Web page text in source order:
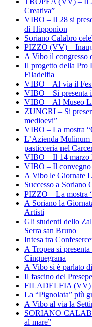
Creativa”
VIBO – Il 28 si
di Hipponion
Soriano Calabro
PIZZO (VV) –
A Vibo il congresso
Il progetto della Pro
Filadelfia
VIBO – Al via il
VIBO – Si presenta
VIBO – Al Museo
ZUNGRI – Si
medioevi”
VIBO – La mostra
L’Azienda Mulinum
pasticceria nel
VIBO – Il 14 marzo
VIBO – Il convegno
A Vibo le Giornate
Successo a
PIZZO – La mostra
A Soriano la
Artisti
Gli studenti dello
Serra san Bruno
Intesa tra
A Tropea si
Cinquegrana
A Vibo si è parlato
Il fascino del
FILADELFIA (VV)
La “Pignolata” più
A Vibo al via la
SORIANO
al mare”